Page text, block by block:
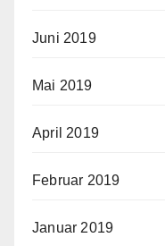
Juni 2019
Mai 2019
April 2019
Februar 2019
Januar 2019